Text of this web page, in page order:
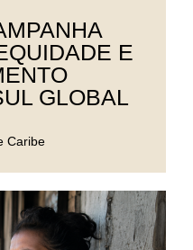
E
GLOBAL
Caribe